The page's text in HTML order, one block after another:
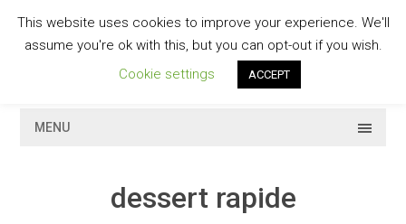
contentGESCHMACKVOLL
MENU
dessert rapide
This website uses cookies to improve your experience. We'll
assume you're ok with this, but you can opt-out if you wish.
Cookie settings
ACCEPT